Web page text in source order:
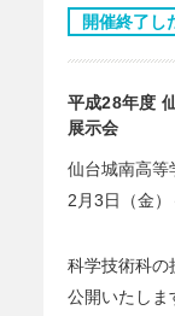
開催終了し
平成28年度
展示会
仙台城南高等
2月3日（金）
科学技術科の
公開いたしま